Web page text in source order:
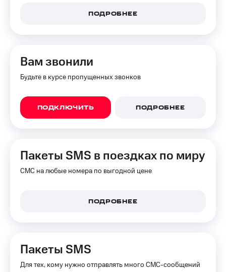
ПОДРОБНЕЕ
Вам звонили
Будьте в курсе пропущенных звонков
ПОДКЛЮЧИТЬ ПОДРОБНЕЕ
Пакеты SMS в поездках по миру
СМС на любые номера по выгодной цене
ПОДРОБНЕЕ
Пакеты SMS
Для тех, кому нужно отправлять много СМС-сообщений